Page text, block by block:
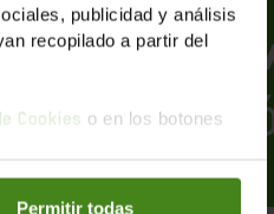
publicidad y análisis
recopilado a partir del
Cookies o en los botones
Permitir todas